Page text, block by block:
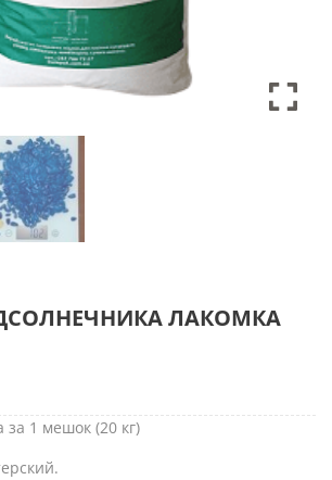
ЛАКОМКА
за 1 мешок (20 кг)